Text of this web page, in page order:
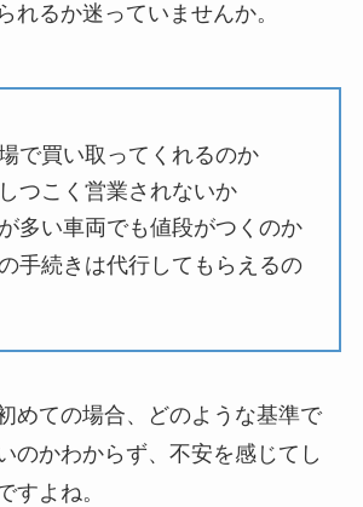
れるか迷っていませんか。
で買い取ってくれるのか
つこく営業されないか
多い車両でも値段がつくのか
手続きは代行してもらえるの
めての場合、どのような基準で
のかわからず、不安を感じてし
すよね。